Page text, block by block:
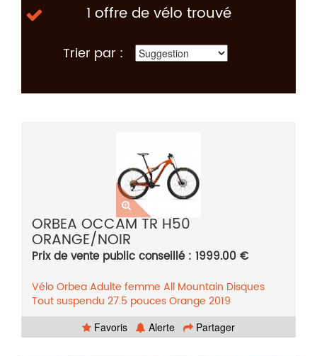
1 offre de vélo trouvé
Trier par :
ORBEA OCCAM TR H50
ORANGE/NOIR
Prix de vente public conseillé : 1999.00 €
VéloOrbeaAdulte femme All Mountain Disques
Tout suspendu 27.5 poucesOrange 2019
Favoris Alerte Partager